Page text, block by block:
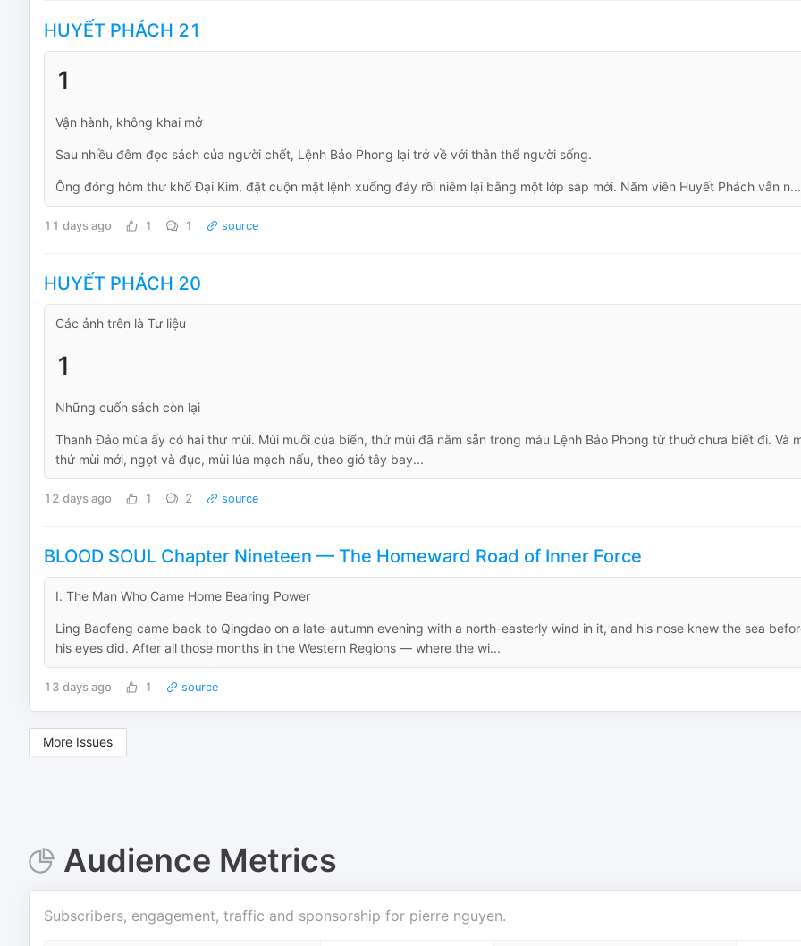
HUYẾT PHÁCH 21
1
Vận hành, không khai mở
Sau nhiều đêm đọc sách của người chết, Lệnh Bảo Phong lại trở về với thân thể người sống.
Ông đóng hòm thư khố Đại Kim, đặt cuộn mật lệnh xuống đáy rồi niêm lại bằng một lớp sáp mới. Năm viên Huyết Phách vẫn n...
11 days ago 1 1 source
HUYẾT PHÁCH 20
Các ảnh trên là Tư liệu
1
Những cuốn sách còn lại
Thanh Đảo mùa ấy có hai thứ mùi. Mùi muối của biển, thứ mùi đã nằm sẵn trong máu Lệnh Bảo Phong từ thuở chưa biết đi. Và
thứ mùi mới, ngọt và đục, mùi lúa mạch nấu, theo gió tây bay...
12 days ago 1 2 source
BLOOD SOUL Chapter Nineteen — The Homeward Road of Inner Force
I. The Man Who Came Home Bearing Power
Ling Baofeng came back to Qingdao on a late-autumn evening with a north-easterly wind in it, and his nose knew the sea
his eyes did. After all those months in the Western Regions — where the wi...
13 days ago 1 source
More Issues
Audience Metrics
Subscribers, engagement, traffic and sponsorship for pierre nguyen.